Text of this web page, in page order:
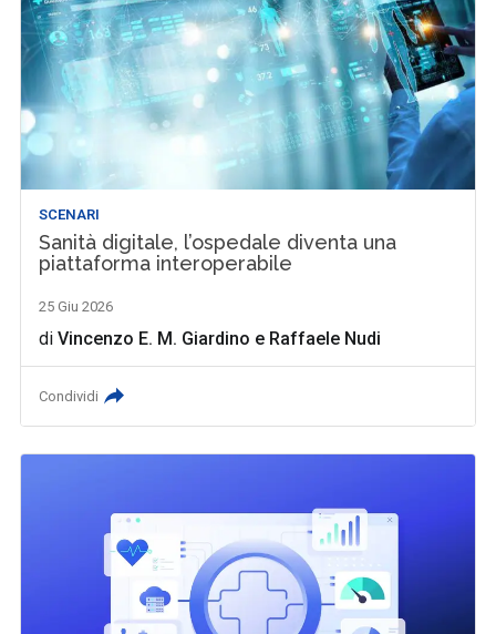
SCENARI
Sanità digitale, l’ospedale diventa una
piattaforma interoperabile
25 Giu 2026
diVincenzo E. M. Giardino e Raffaele Nudi
Condividi